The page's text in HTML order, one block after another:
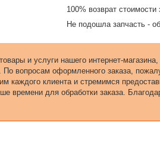
100% возврат стоимости
Не подошла запчасть -
и услуги нашего интернет-
По вопросам оформленного заказа,
каждого клиента и стремимся
времени для обработки заказа.